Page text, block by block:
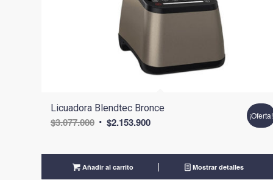
Licuadora Blendtec Bronce
$3.077.000 El
original
era:
$2.153.900El
actual
es:
¡Oferta!
Añadir al carrito Mostrar detalles